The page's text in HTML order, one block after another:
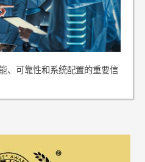
、可靠性和系统配置的重要信